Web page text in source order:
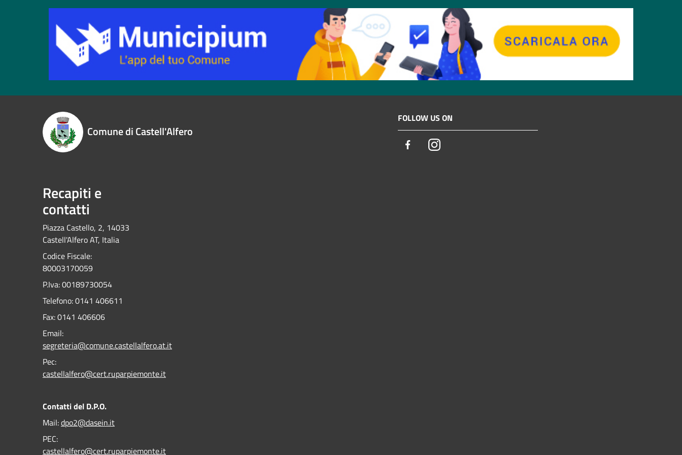
Comune di Castell'Alfero
FOLLOW US ON
FacebookInstagram
Recapiti e
contatti
Piazza Castello, 2, 14033
Castell'Alfero AT, Italia
Codice Fiscale:
80003170059
P.Iva: 00189730054
Telefono:0141 406611
Fax:0141 406606
Email:
segreteria@comune.castellalfero.at.it
Pec:
castellalfero@cert.ruparpiemonte.it
Contatti del D.P.O.
Mail:dpo2@dasein.it
PEC:
castellalfero@cert.ruparpiemonte.it